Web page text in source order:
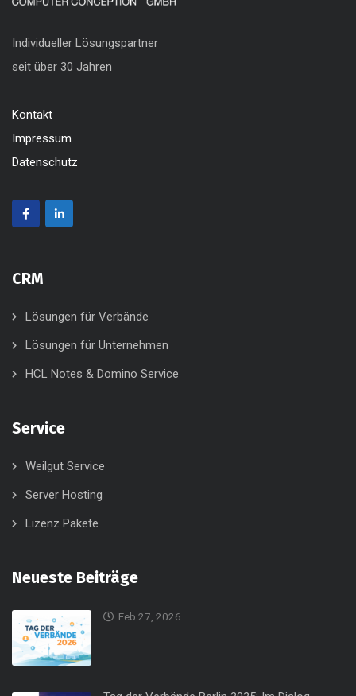
Individueller Lösungspartner
seit über 30 Jahren
Kontakt
Impressum
Datenschutz
CRM
Lösungen für Verbände
Lösungen für Unternehmen
HCL Notes & Domino Service
Service
Weilgut Service
Server Hosting
Lizenz Pakete
Neueste Beiträge
Feb 27, 2026